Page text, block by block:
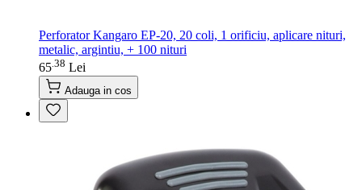
Perforator Kangaro EP-20, 20 coli, 1 orificiu, aplicare nituri,
metalic, argintiu, + 100 nituri
65.38 Lei
Adauga in cos